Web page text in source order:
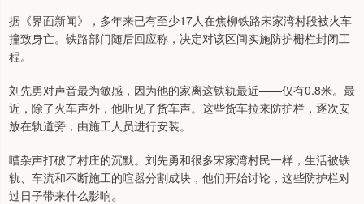
据《界面新闻》，多年来已有至少17人在焦柳铁路宋家湾村段被火车
撞致身亡。铁路部门随后回应称，决定对该区间实施防护栅栏封闭工
程。
刘先勇对声音最为敏感，因为他的家离这铁轨最近——仅有0.8米。最
近，除了火车声外，他听见了货车声。这些货车拉来防护栏，逐次安
放在轨道旁，由施工人员进行安装。
嘈杂声打破了村庄的沉默。刘先勇和很多宋家湾村民一样，生活被铁
轨、车流和不断施工的喧嚣分割成块，他们开始讨论，这些防护栏对
过日子带来什么影响。